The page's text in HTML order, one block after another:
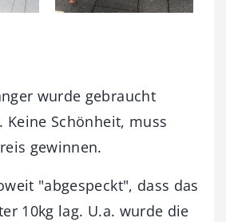
wurde gebraucht
Keine Schönheit, muss
gewinnen.
"abgespeckt", dass das
10kg lag. U.a. wurde die